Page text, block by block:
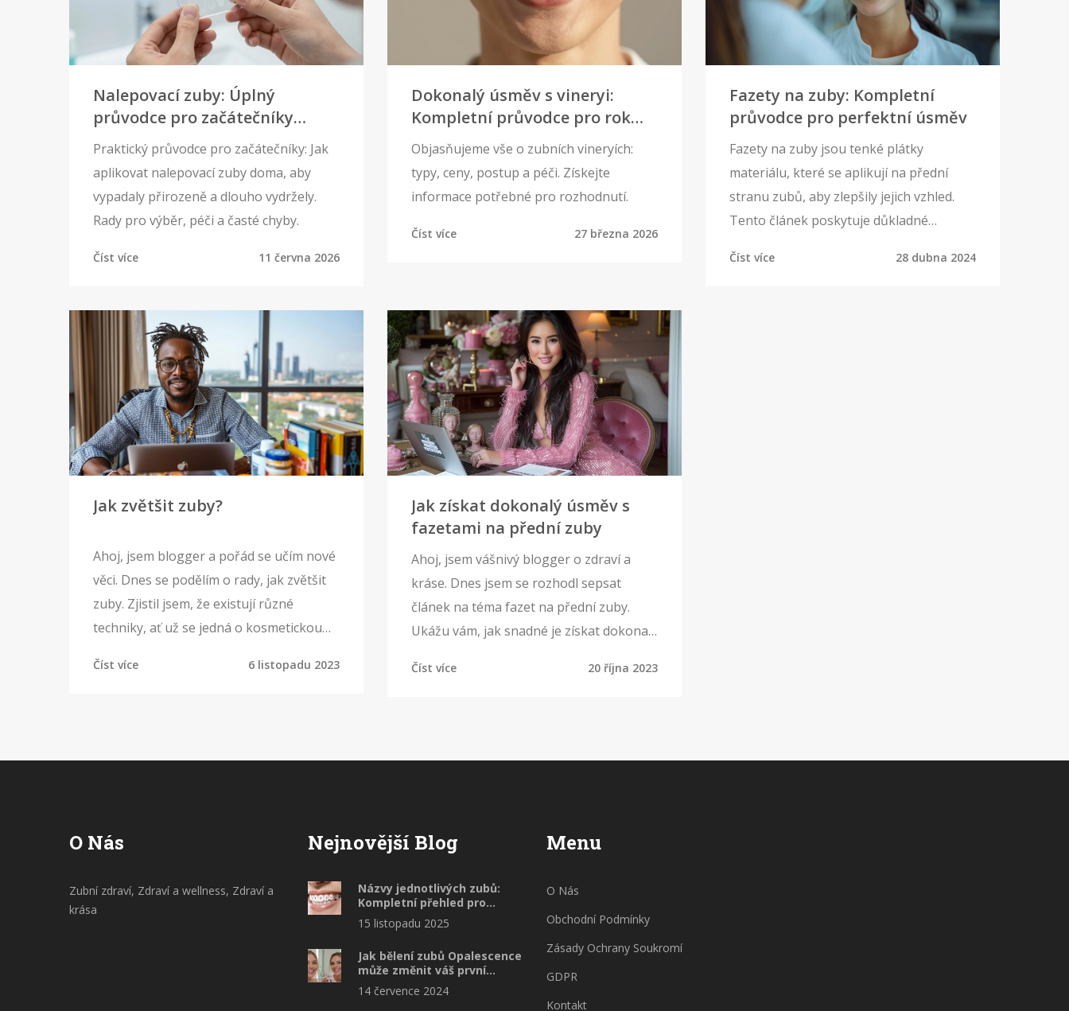
Nalepovací zuby: Úplný
průvodce pro začátečníky
(Rady, Aplikace a Péče)
Praktický průvodce pro začátečníky: Jak
aplikovat nalepovací zuby doma, aby
vypadaly přirozeně a dlouho vydržely.
Rady pro výběr, péči a časté chyby.
Číst více 11 června 2026
Dokonalý úsměv s vineryi:
Kompletní průvodce pro rok
2026
Objasňujeme vše o zubních vineryích:
typy, ceny, postup a péči. Získejte
informace potřebné pro rozhodnutí.
Číst více 27 března 2026
Fazety na zuby: Kompletní
průvodce pro perfektní úsměv
Fazety na zuby jsou tenké plátky
materiálu, které se aplikují na přední
stranu zubů, aby zlepšily jejich vzhled.
Tento článek poskytuje důkladné
Číst více 28 dubna 2024
Jak zvětšit zuby?
Ahoj, jsem blogger a pořád se učím nové
věci. Dnes se podělím o rady, jak zvětšit
zuby. Zjistil jsem, že existují různé
techniky, ať už se jedná o kosmetickou
Snažím se o zdravé zuby, a proto jsem si
Číst více 6 listopadu 2023
Jak získat dokonalý úsměv s
fazetami na přední zuby
Ahoj, jsem vášnivý blogger o zdraví a
kráse. Dnes jsem se rozhodl sepsat
článek na téma fazet na přední zuby.
Ukážu vám, jak snadné je získat dokonalý
očekávat od tohoto kosmetického
Číst více 20 října 2023
O Nás
Zubní zdraví, Zdraví a wellness, Zdraví a
krása
Nejnovější Blog
Názvy jednotlivých zubů:
Kompletní přehled pro
zdravotníky
15 listopadu 2025
Jak bělení zubů Opalescence
může změnit váš první
dojem
14 července 2024
Menu
O Nás
Obchodní Podmínky
Zásady Ochrany Soukromí
GDPR
Kontakt